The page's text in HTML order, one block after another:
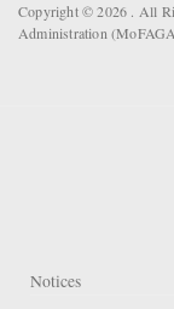
Copyright © 2026 . All
Administration
Notices